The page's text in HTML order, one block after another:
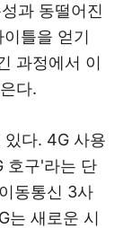
과 동떨어진
틀을 얻기
과정에서 이
다.
있다. 4G 사용
호구'라는 단
동통신 3사
는 새로운 시